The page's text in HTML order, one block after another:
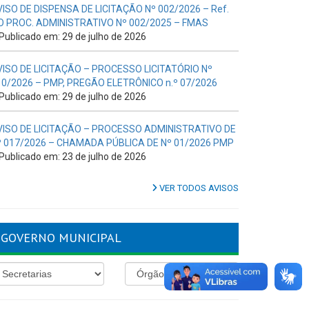
DE DISPENSA DE LICITAÇÃO Nº 002/2026 – Ref.
PROC. ADMINISTRATIVO Nº 002/2025 – FMAS
Publicado em: 29 de julho de 2026
DE LICITAÇÃO – PROCESSO LICITATÓRIO Nº
2026 – PMP, PREGÃO ELETRÔNICO n.º 07/2026
Publicado em: 29 de julho de 2026
DE LICITAÇÃO – PROCESSO ADMINISTRATIVO DE
017/2026 – CHAMADA PÚBLICA DE Nº 01/2026 PMP
Publicado em: 23 de julho de 2026
VER TODOS AVISOS
GOVERNO MUNICIPAL